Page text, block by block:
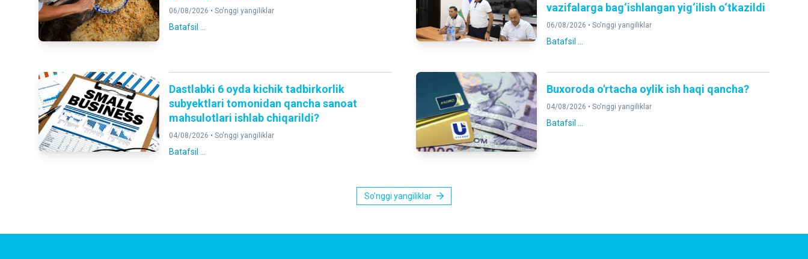
06/08/2026 •So'nggi yangiliklar
Batafsil ...
vazifalarga bag‘ishlangan yig‘ilish o‘tkazildi
06/08/2026 •So'nggi yangiliklar
Batafsil ...
Dastlabki 6 oyda kichik tadbirkorlik
subyektlari tomonidan qancha sanoat
mahsulotlari ishlab chiqarildi?
04/08/2026 •So'nggi yangiliklar
Batafsil ...
Buxoroda o'rtacha oylik ish haqi qancha?
04/08/2026 •So'nggi yangiliklar
Batafsil ...
So'nggi yangiliklar